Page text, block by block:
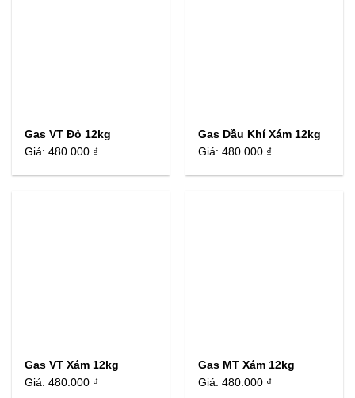
Gas VT Đỏ 12kg
Giá:480.000 ₫
Gas Dầu Khí Xám 12kg
Giá:480.000 ₫
Gas VT Xám 12kg
Giá:480.000 ₫
Gas MT Xám 12kg
Giá:480.000 ₫